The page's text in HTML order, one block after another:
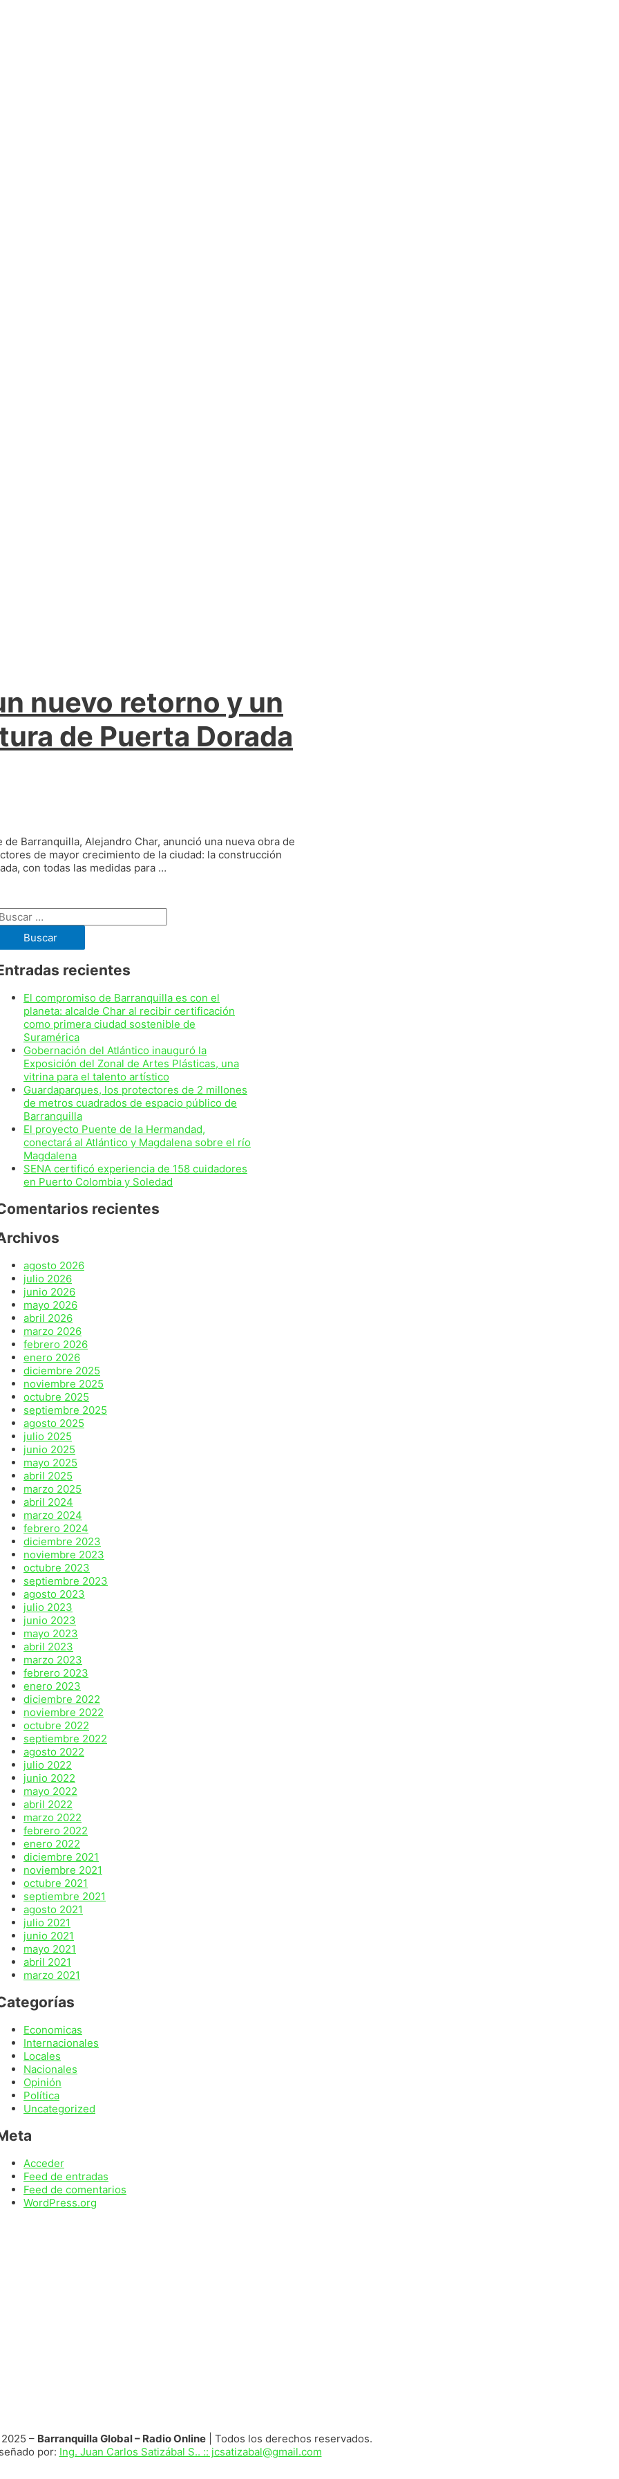
nuevo retorno y un
de Puerta Dorada
Barranquilla, Alejandro Char, anunció una nueva obra de
de mayor crecimiento de la ciudad: la construcción
con todas las medidas para …
Buscar:
recientes
El compromiso de Barranquilla es con el
planeta: alcalde Char al recibir certificación
como primera ciudad sostenible de
Suramérica
Gobernación del Atlántico inauguró la
Exposición del Zonal de Artes Plásticas, una
vitrina para el talento artístico
Guardaparques, los protectores de 2 millones
de metros cuadrados de espacio público de
Barranquilla
El proyecto Puente de la Hermandad,
conectará al Atlántico y Magdalena sobre el río
Magdalena
SENA certificó experiencia de 158 cuidadores
en Puerto Colombia y Soledad
recientes
agosto 2026
julio 2026
junio 2026
mayo 2026
abril 2026
marzo 2026
febrero 2026
enero 2026
diciembre 2025
noviembre 2025
octubre 2025
septiembre 2025
agosto 2025
julio 2025
junio 2025
mayo 2025
abril 2025
marzo 2025
abril 2024
marzo 2024
febrero 2024
diciembre 2023
noviembre 2023
octubre 2023
septiembre 2023
agosto 2023
julio 2023
junio 2023
mayo 2023
abril 2023
marzo 2023
febrero 2023
enero 2023
diciembre 2022
noviembre 2022
octubre 2022
septiembre 2022
agosto 2022
julio 2022
junio 2022
mayo 2022
abril 2022
marzo 2022
febrero 2022
enero 2022
diciembre 2021
noviembre 2021
octubre 2021
septiembre 2021
agosto 2021
julio 2021
junio 2021
mayo 2021
abril 2021
marzo 2021
Economicas
Internacionales
Locales
Nacionales
Opinión
Política
Uncategorized
Acceder
Feed de entradas
Feed de comentarios
WordPress.org
– Barranquilla Global – Radio Online| Todos los derechos reservados.
por: Ing. Juan Carlos Satizábal S.. :: jcsatizabal@gmail.com